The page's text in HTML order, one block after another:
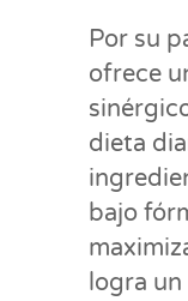
Por su
ofrece
dieta
bajo
logra